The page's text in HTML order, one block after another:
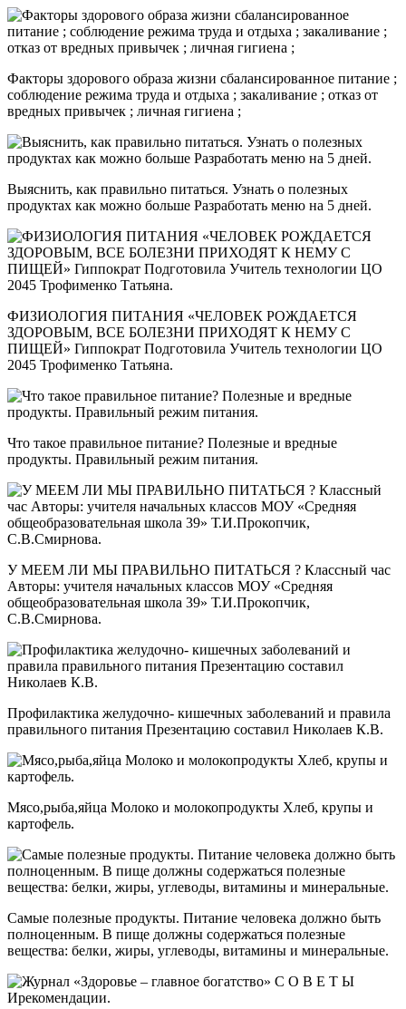
Факторы здорового образа жизни сбалансированное питание ;
соблюдение режима труда и отдыха ; закаливание ; отказ от
вредных привычек ; личная гигиена ;
Выяснить, как правильно питаться. Узнать о полезных
продуктах как можно больше Разработать меню на 5 дней.
ФИЗИОЛОГИЯ ПИТАНИЯ «ЧЕЛОВЕК РОЖДАЕТСЯ
ЗДОРОВЫМ, ВСЕ БОЛЕЗНИ ПРИХОДЯТ К НЕМУ С
ПИЩЕЙ» Гиппократ Подготовила Учитель технологии ЦО
2045 Трофименко Татьяна.
Что такое правильное питание? Полезные и вредные
продукты. Правильный режим питания.
У МЕЕМ ЛИ МЫ ПРАВИЛЬНО ПИТАТЬСЯ ? Классный час
Авторы: учителя начальных классов МОУ «Средняя
общеобразовательная школа 39» Т.И.Прокопчик,
С.В.Смирнова.
Профилактика желудочно- кишечных заболеваний и правила
правильного питания Презентацию составил Николаев К.В.
Мясо,рыба,яйца Молоко и молокопродукты Хлеб, крупы и
картофель.
Самые полезные продукты. Питание человека должно быть
полноценным. В пище должны содержаться полезные
вещества: белки, жиры, углеводы, витамины и минеральные.